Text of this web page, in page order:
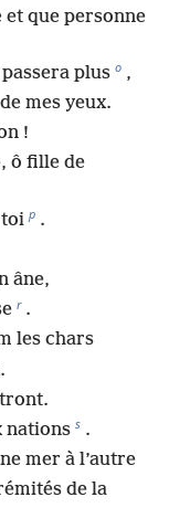
et que personne
passera plus o ,
de mes yeux.
!
ô fille de
toi p .
âne,
r .
les chars
nations s .
mer à l’autre
de la